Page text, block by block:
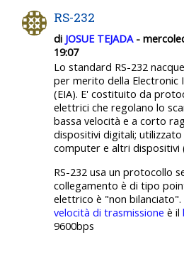
RS-232
di JOSUE TEJADA-
19:07
Lo standard RS-232
per merito della Electronic
(EIA). E' costituito da
elettrici che regolano lo
bassa velocità e a corto
dispositivi digitali;
computer e altri dispositivi
RS-232 usa un protocollo
collegamento è di tipo
elettrico è "non
velocità di trasmissione è il
9600bps